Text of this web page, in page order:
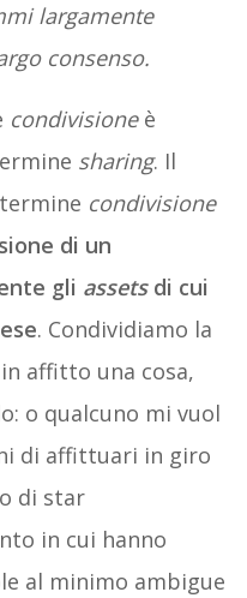
largamente
consenso.
condivisioneè
sharing. Il
condivisione
di un
gli assetsdi cui
. Condividiamo la
affitto una cosa,
o qualcuno mi vuol
di affittuari in giro
di star
in cui hanno
al minimo ambigue